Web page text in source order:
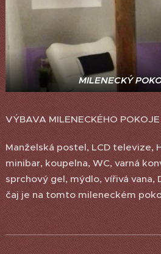
MILENECKÝ
VÝBAVA MILENECKÉHO
Manželská postel, LCD televize,
minibar, koupelna, WC, varná
sprchový gel, mýdlo, vířivá vana,
čaj je na tomto mileneckém